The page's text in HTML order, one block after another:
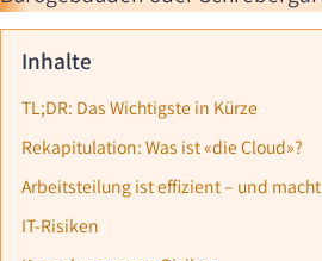
Inhalte
TL;DR: Das Wichtigste in Kürze
Rekapitulation: Was ist «die Cloud»?
Arbeitsteilung ist effizient – und
IT-Risiken